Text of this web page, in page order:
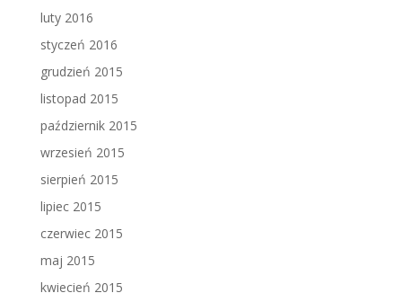
luty 2016
styczeń 2016
grudzień 2015
listopad 2015
październik 2015
wrzesień 2015
sierpień 2015
lipiec 2015
czerwiec 2015
maj 2015
kwiecień 2015